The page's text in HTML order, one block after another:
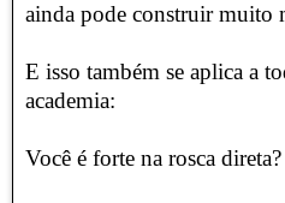
ainda pode construir muito
E isso também se aplica a
academia:
Você é forte na rosca direta?